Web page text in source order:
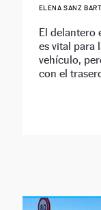
ELENA SANZ
El delantero
es vital para
vehículo,
con el